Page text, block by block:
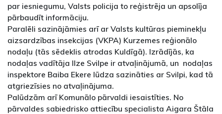
par iesniegumu, Valsts policija to reģistrēja un apsolīja
pārbaudīt informāciju.
Paralēli sazinājāmies arī ar Valsts kultūras pieminekļu
aizsardzības insekcijas (VKPA) Kurzemes reģionālo
nodaļu (tās sēdeklis atrodas Kuldīgā). Izrādījās, ka
nodaļas vadītāja Ilze Svilpe ir atvaļinājumā, un nodaļas
inspektore Baiba Ekere lūdza sazināties ar Svilpi, kad tā
atgriezīsies no atvaļinājuma.
Palūdzām arī Komunālo pārvaldi iesaistīties. No
pārvaldes sabiedrisko attiecību specialista Aigara Štāla